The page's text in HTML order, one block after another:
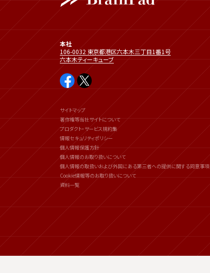
本社
106-0032 東京都港区六本木三丁目1番1号
六本木ティーキューブ
サイトマップ
著作権等当社サイトについて
プロダクト・サービス規約集
情報セキュリティポリシー
個人情報保護方針
個人情報のお取り扱いについて
個人情報の取扱いおよび外国にある第三者への提供に関する同意事項
Cookie情報等のお取り扱いについて
資料一覧